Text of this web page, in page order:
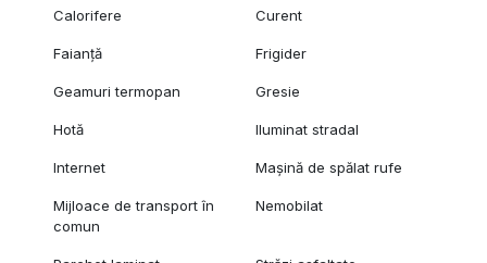
Calorifere Curent
Faianță Frigider
Geamuri termopan Gresie
Hotă Iluminat stradal
Internet Mașină de spălat rufe
Mijloace de transport în
comun
Nemobilat